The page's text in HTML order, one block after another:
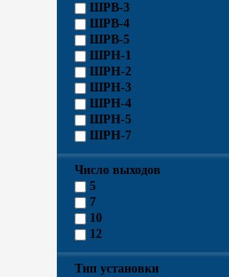
ШРВ-3
ШРВ-4
ШРВ-5
ШРН-1
ШРН-2
ШРН-3
ШРН-4
ШРН-5
ШРН-7
Число выходов
5
7
10
12
Тип установки